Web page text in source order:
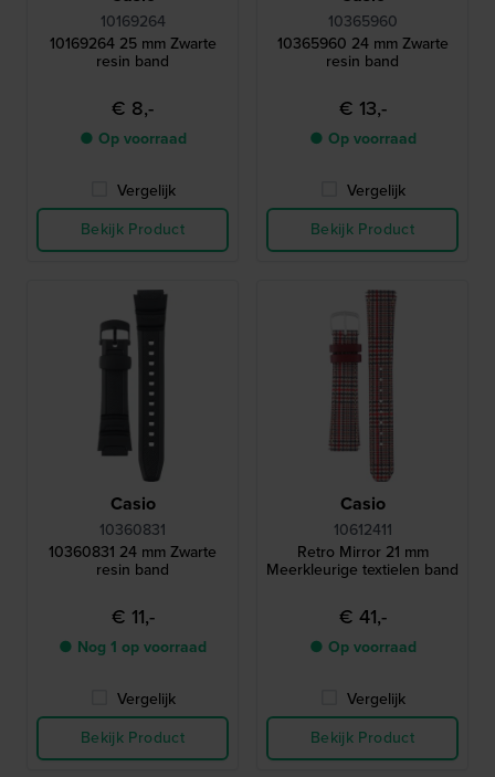
10169264
10169264 25 mm Zwarte
resin band
€ 8,-
● Op voorraad
Vergelijk
Bekijk Product
10365960
10365960 24 mm Zwarte
resin band
€ 13,-
● Op voorraad
Vergelijk
Bekijk Product
Casio
10360831
10360831 24 mm Zwarte
resin band
€ 11,-
● Nog 1 op voorraad
Vergelijk
Bekijk Product
Casio
10612411
Retro Mirror 21 mm
Meerkleurige textielen band
€ 41,-
● Op voorraad
Vergelijk
Bekijk Product